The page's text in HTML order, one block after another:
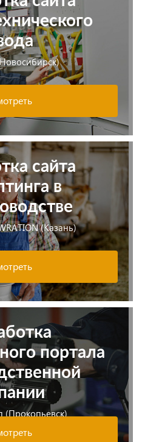
сайта
в
(Казань)
портала
(Прокопьевск)